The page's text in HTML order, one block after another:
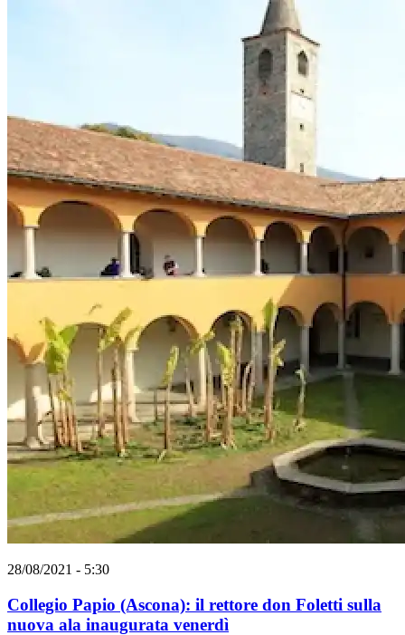
28/08/2021 - 5:30
Collegio Papio (Ascona): il rettore don Foletti sulla
nuova ala inaugurata venerdì